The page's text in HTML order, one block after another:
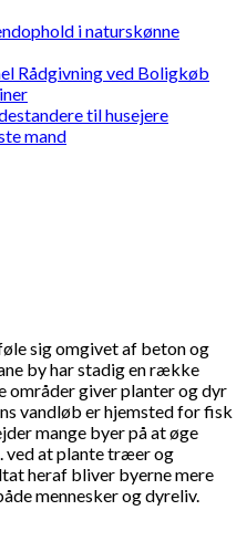
i naturskønne
Rådgivning ved Boligkøb
til husejere
mand
sig omgivet af beton og
by har stadig en række
områder giver planter og dyr
vandløb er hjemsted for fisk
mange byer på at øge
ved at plante træer og
heraf bliver byerne mere
mennesker og dyreliv.